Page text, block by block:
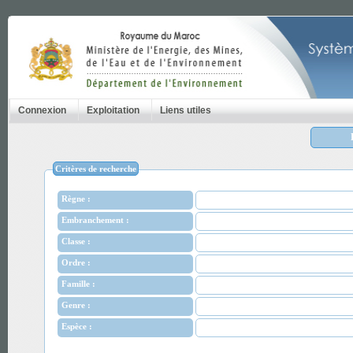
Connexion Exploitation Liens utiles
Critères de recherche
Règne :
Embranchement :
Classe :
Ordre :
Famille :
Genre :
Espèce :